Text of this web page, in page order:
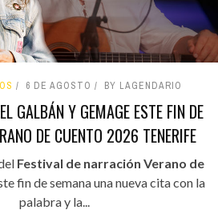
6 DE AGOSTO BY LAGENDARIO
GALBÁN Y GEMAGE ESTE FIN DE
DE CUENTO 2026 TENERIFE
Festival de narración Verano de
fin de semana una nueva cita con la
palabra y la...